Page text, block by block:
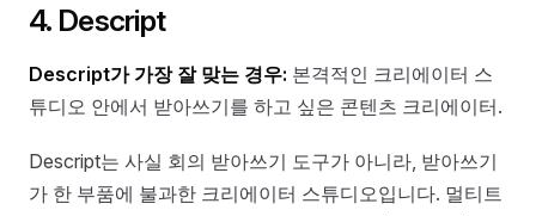
4. Descript
Descript가 가장 잘 맞는 경우: 본격적인 크리에이터 스
튜디오 안에서 받아쓰기를 하고 싶은 콘텐츠 크리에이터.
Descript는 사실 회의 받아쓰기 도구가 아니라, 받아쓰기
가 한 부품에 불과한 크리에이터 스튜디오입니다. 멀티트